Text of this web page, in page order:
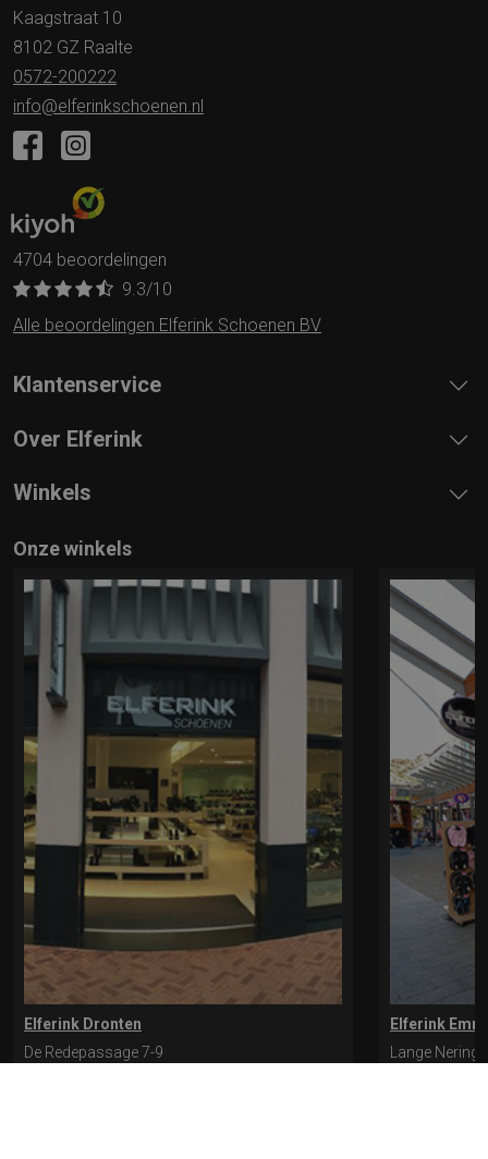
Kaagstraat 10
8102 GZ Raalte
0572-200222
info@elferinkschoenen.nl
4704 beoordelingen
9.3/10
Alle beoordelingen Elferink Schoenen BV
Klantenservice
Over Elferink
Winkels
Onze winkels
Elferink Dronten
De Redepassage 7-9
Elferink
Lange Nering